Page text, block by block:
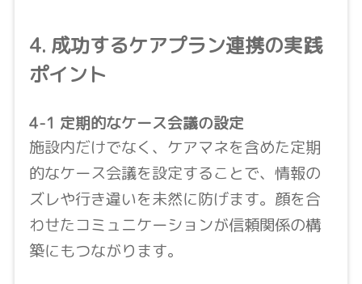
4. 成功するケアプラン連携の実践
ポイント
4-1 定期的なケース会議の設定
施設内だけでなく、ケアマネを含めた定期
的なケース会議を設定することで、情報の
ズレや行き違いを未然に防げます。顔を合
わせたコミュニケーションが信頼関係の構
築にもつながります。